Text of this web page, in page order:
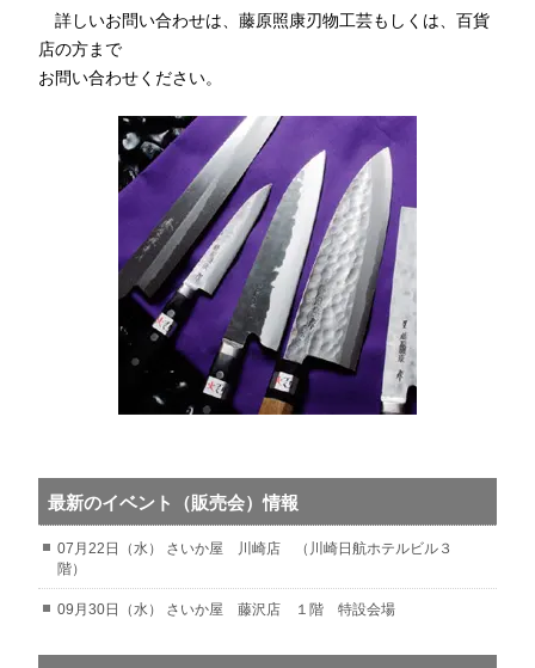
詳しいお問い合わせは、藤原照康刃物工芸もしくは、百貨
店の方まで
お問い合わせください。
最新のイベント（販売会）情報
07月22日（水） さいか屋 川崎店 （川崎日航ホテルビル３
階）
09月30日（水） さいか屋 藤沢店 １階 特設会場